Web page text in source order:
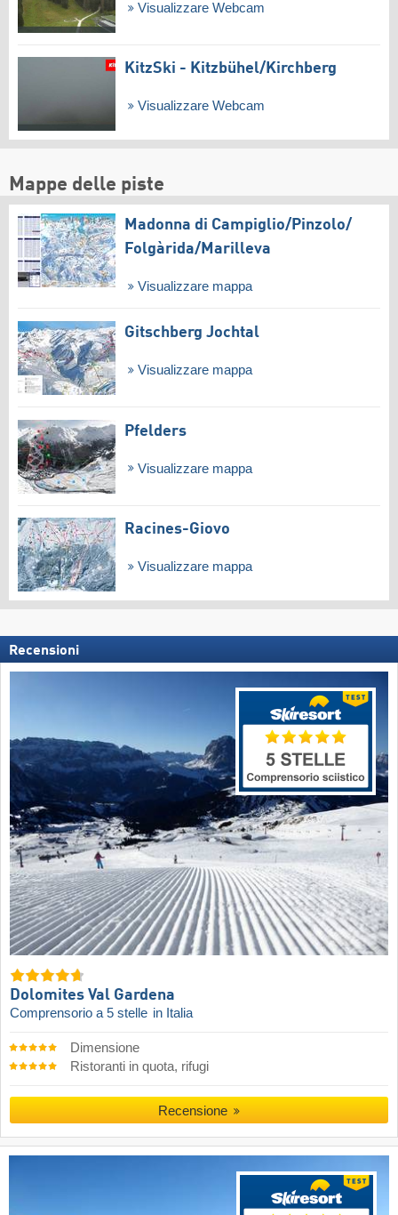
Visualizzare Webcam
KitzSki - Kitzbühel/​Kirchberg
Visualizzare Webcam
Mappe delle piste
Madonna di Campiglio/​Pinzolo/​
Folgàrida/​Marilleva
Visualizzare mappa
Gitschberg Jochtal
Visualizzare mappa
Pfelders
Visualizzare mappa
Racines-Giovo
Visualizzare mappa
Recensioni
Dolomites Val Gardena
Comprensorio a 5 stelle in Italia
Dimensione
Ristoranti in quota, rifugi
Recensione